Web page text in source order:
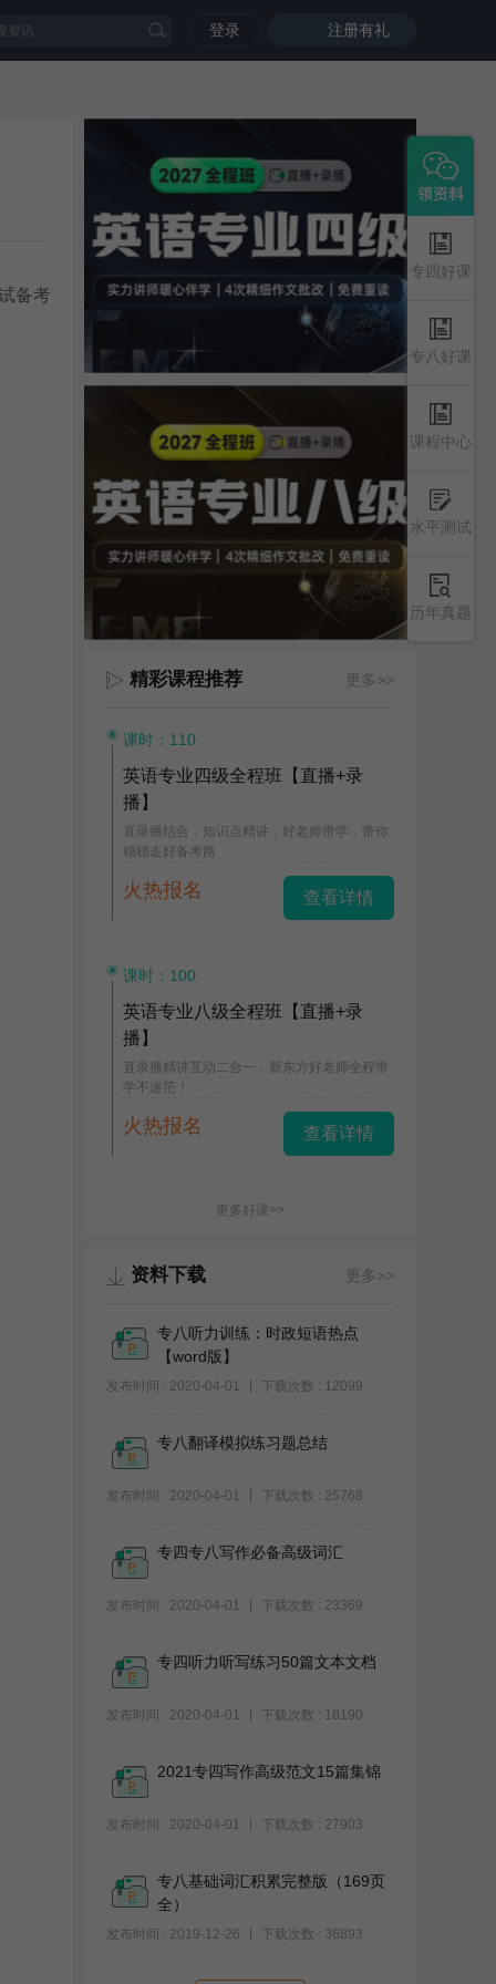
登录 注册有礼
备考
专四好课
专八好课
课程中心
水平测试
历年真题
精彩课程推荐 更多>>
课时：110
英语专业四级全程班【直播+录
播】
直录播结合，知识点精讲，好老师带学，带你
稳稳走好备考路
火热报名 查看详情
课时：100
英语专业八级全程班【直播+录
播】
直录播精讲互动二合一，新东方好老师全程带
学不迷茫！
火热报名 查看详情
更多好课>>
资料下载 更多>>
专八听力训练：时政短语热点
【word版】
发布时间 : 2020-04-01 下载次数 : 12099
专八翻译模拟练习题总结
发布时间 : 2020-04-01 下载次数 : 25768
专四专八写作必备高级词汇
发布时间 : 2020-04-01 下载次数 : 23369
专四听力听写练习50篇文本文档
发布时间 : 2020-04-01 下载次数 : 18190
2021专四写作高级范文15篇集锦
发布时间 : 2020-04-01 下载次数 : 27903
专八基础词汇积累完整版（169页
全）
发布时间 : 2019-12-26 下载次数 : 36893